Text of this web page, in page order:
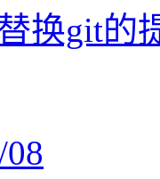
换git的